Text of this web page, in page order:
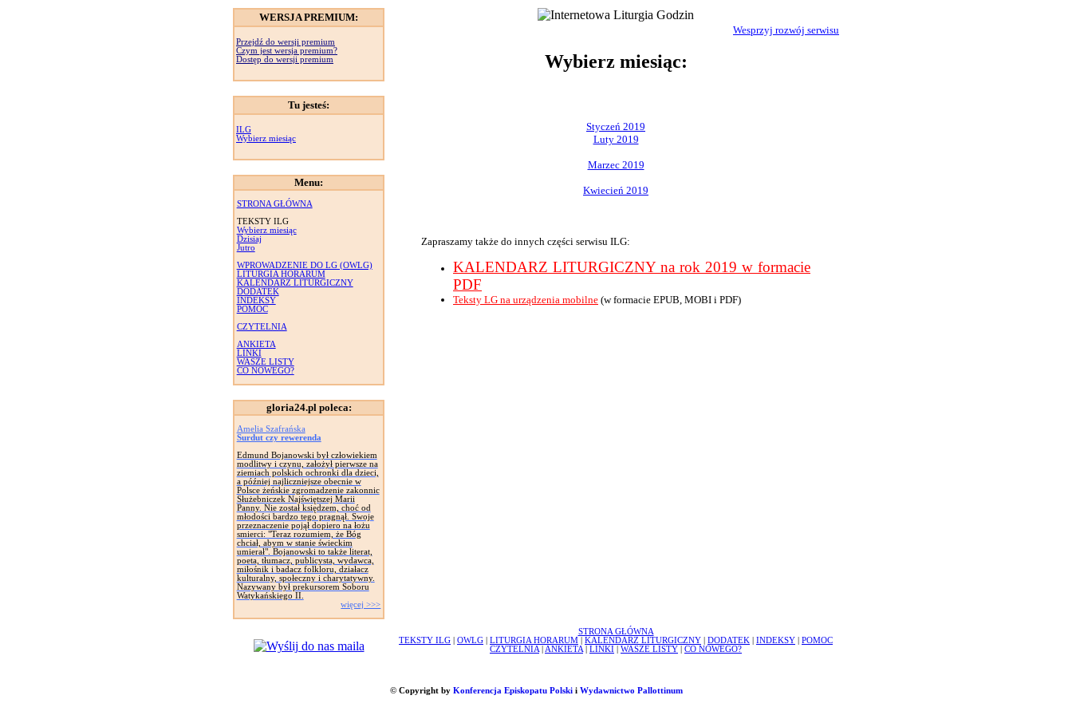
WERSJA PREMIUM:
Przejdź do wersji premium
Czym jest wersja premium?
Dostęp do wersji premium
Tu jesteś:
ILG
Wybierz miesiąc
Menu:
STRONA GŁÓWNA
TEKSTY ILG
Wybierz miesiąc
Dzisiaj
Jutro
WPROWADZENIE DO LG (OWLG)
LITURGIA HORARUM
KALENDARZ LITURGICZNY
DODATEK
INDEKSY
POMOC
CZYTELNIA
ANKIETA
LINKI
WASZE LISTY
CO NOWEGO?
gloria24.pl poleca:
Amelia Szafrańska
Surdut czy rewerenda
Edmund Bojanowski był człowiekiem
modlitwy i czynu, założył pierwsze na
ziemiach polskich ochronki dla dzieci,
a później najliczniejsze obecnie w
Polsce żeńskie zgromadzenie zakonnic
Służebniczek Najświętszej Marii
Panny. Nie został księdzem, choć od
młodości bardzo tego pragnął. Swoje
przeznaczenie pojął dopiero na łożu
smierci: "Teraz rozumiem, że Bóg
chciał, abym w stanie świeckim
umierał". Bojanowski to także literat,
poeta, tłumacz, publicysta, wydawca,
miłośnik i badacz folkloru, działacz
kulturalny, społeczny i charytatywny.
Nazywany był prekursorem Soboru
Watykańskiego II.
więcej >>>
Wesprzyj rozwój serwisu
Wybierz miesiąc:
Styczeń 2019
Luty 2019
Marzec 2019
Kwiecień 2019
Zapraszamy także do innych części serwisu ILG:
KALENDARZ LITURGICZNY na rok 2019 w formacie
PDF
Teksty LG na urządzenia mobilne (w formacie EPUB, MOBI i PDF)
STRONA GŁÓWNA
TEKSTY ILG
OWLG LITURGIA HORARUM KALENDARZ LITURGICZNY DODATEK INDEKSY
POMOC
CZYTELNIA
ANKIETA LINKI WASZE LISTY CO NOWEGO?
© Copyright by Konferencja Episkopatu Polskii Wydawnictwo Pallottinum